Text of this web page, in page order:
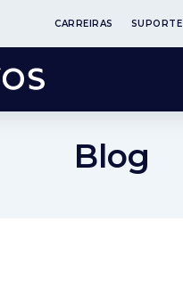
CARREIRAS SUPORTE
Blog